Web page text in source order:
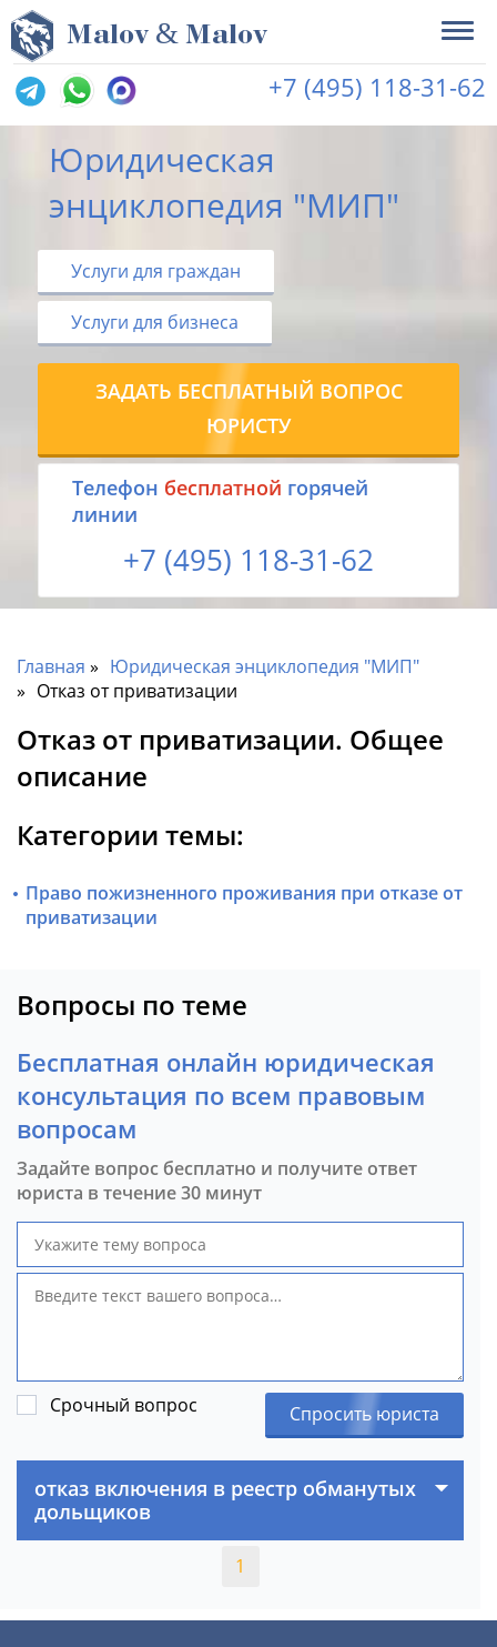
Malov & Malov
+7 (495) 118-31-62
Юридическая
энциклопедия "МИП"
Услуги для граждан
Услуги для бизнеса
ЗАДАТЬ БЕСПЛАТНЫЙ ВОПРОС
ЮРИСТУ
Tелефон бесплатной горячей
линии
+7 (495) 118-31-62
Главная
Юридическая энциклопедия "МИП"
Отказ от приватизации
Отказ от приватизации. Общее
описание
Категории темы:
Право пожизненного проживания при отказе от
приватизации
Вопросы по теме
Бесплатная онлайн юридическая
консультация по всем правовым
вопросам
Задайте вопрос бесплатно и получите ответ
юриста в течение 30 минут
Срочный вопрос Спросить юриста
отказ включения в реестр обманутых
дольщиков
1